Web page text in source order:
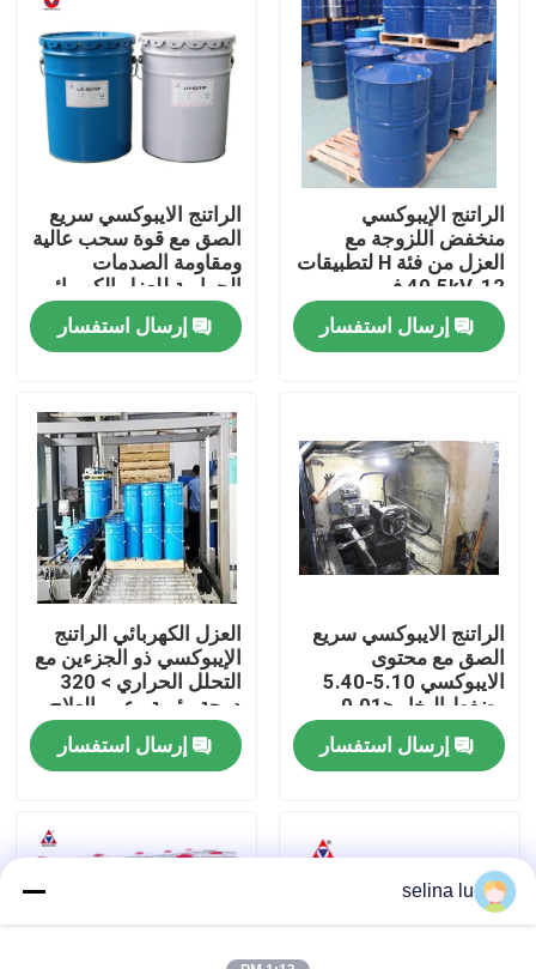
المنزل
المنتجات
عرض الواقع الافتراضي
معلومات عنا
جولة في المعمل
رقابة جودة
مدونة
الراتنج الإيبوكسي
منخفض اللزوجة مع
العزل من فئة H لتطبيقات
12-40.5kV في
المحولات الجافة
إرسال استفسار
الراتنج الايبوكسي سريع
الصق مع قوة سحب عالية
ومقاومة الصدمات
الحرارية للعزل الكهربائي
إرسال استفسار
الراتنج الايبوكسي سريع
الصق مع محتوى
الايبوكسي 5.10-5.40
وضغط البخار ≤0.01
لتطبيقات مقاومة الحرارة
العالية إرسال استفسار
العزل الكهربائي الراتنج
الإيبوكسي ذو الجزءين مع
التحلل الحراري > 320
درجة مئوية وعمر العلاج
30 دقيقة للمحولات عالية
الجهد إرسال استفسار
selina lu